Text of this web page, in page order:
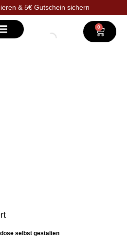
& 5€ Gutschein sichern
0
selbst gestalten